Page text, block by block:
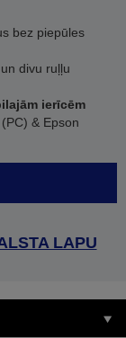
bez piepūles
divu ruļļu
ierīcēm
& Epson
LAPU